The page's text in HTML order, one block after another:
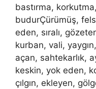
bastırma,
budurÇürümüş,
eden, sıralı,
kurban, vali,
açan, sahtekarlık,
keskin, yok eden,
çılgın, ekleyen,